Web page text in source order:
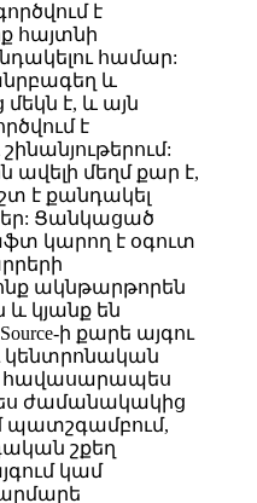
է
հայտնի
համար:
և
է, և այն
է
մեղմ քար է,
է քանդակել
Ցանկացած
կարող է օգուտ
ակնթարթորեն
և կյանք են
ի քարե այգու
կենտրոնական
հավասարապես
ժամանակակից
պատշգամբում,
շքեղ
կամ